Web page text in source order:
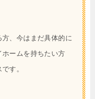
、今はまだ具体的に
ームを持ちたい方
す。